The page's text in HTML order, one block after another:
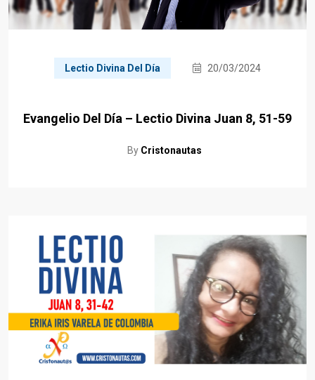
Lectio Divina Del Día 20/03/2024
Evangelio Del Día – Lectio Divina Juan 8, 51-59
By Cristonautas